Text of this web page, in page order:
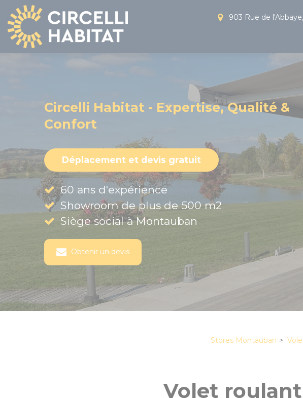
903 Rue de
Circelli Habitat - Expertise, Qualité &
Confort
Déplacement et devis gratuit
60 ans d'expérience
Showroom de plus de 500 m2
Siège social à Montauban
Obtenir un devis
Stores Montauban
Volet
Panneau de gestion des cookies